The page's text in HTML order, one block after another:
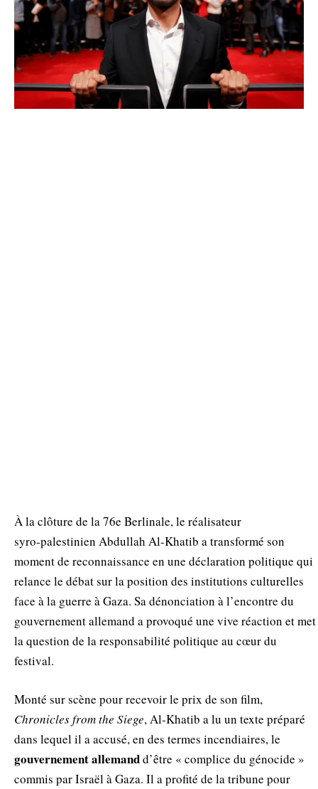
À la clôture de la 76e Berlinale, le réalisateur
syro‑palestinien Abdullah Al‑Khatib a transformé son
moment de reconnaissance en une déclaration politique qui
relance le débat sur la position des institutions culturelles
face à la guerre à Gaza. Sa dénonciation à l’encontre du
gouvernement allemand a provoqué une vive réaction et met
la question de la responsabilité politique au cœur du
festival.
Monté sur scène pour recevoir le prix de son film,
Chronicles from the Siege, Al‑Khatib a lu un texte préparé
dans lequel il a accusé, en des termes incendiaires, le
gouvernement allemandd’être « complice du génocide »
commis par Israël à Gaza. Il a profité de la tribune pour